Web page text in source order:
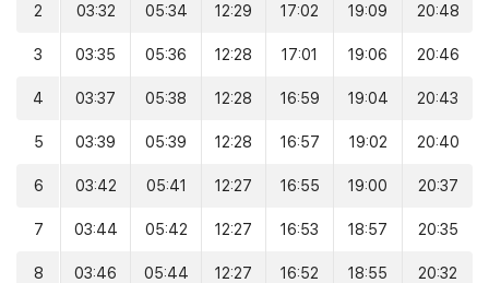
2 03:32 05:34 12:29 17:02 19:09 20:48
3 03:35 05:36 12:28 17:01 19:06 20:46
4 03:37 05:38 12:28 16:59 19:04 20:43
5 03:39 05:39 12:28 16:57 19:02 20:40
6 03:42 05:41 12:27 16:55 19:00 20:37
7 03:44 05:42 12:27 16:53 18:57 20:35
8 03:46 05:44 12:27 16:52 18:55 20:32